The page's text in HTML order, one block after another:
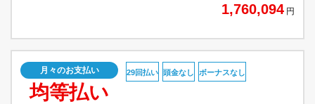
1,760,094 円
月々のお支払い
均等払い
29回払い 頭金なし ボーナスなし